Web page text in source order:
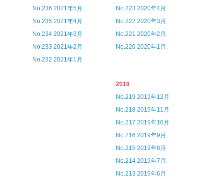
No.236 2021年5月
No.235 2021年4月
No.234 2021年3月
No.233 2021年2月
No.232 2021年1月
No.223 2020年4月
No.222 2020年3月
No.221 2020年2月
No.220 2020年1月
2019
No.219 2019年12月
No.218 2019年11月
No.217 2019年10月
No.216 2019年9月
No.215 2019年8月
No.214 2019年7月
No.213 2019年6月